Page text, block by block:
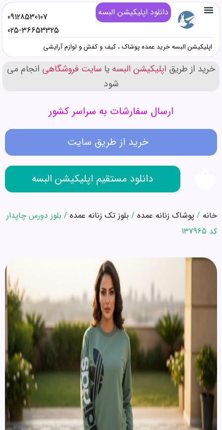
دانلود اپلیکیشن البسه
025-36653325
09128530107
اپلیکیشن البسه خرید عمده پوشاک ، کیف و کفش و لوازم آرایشی
خرید از طریق اپلیکیشن البسه یا سایت فروشگاهی انجام می
شود
ارسال سفارشات به سراسر کشور
خرید از طریق سایت
دانلود مستقیم اپلیکیشن البسه
خانه / پوشاک زنانه عمده / بلوز تک زنانه عمده / بلوز دورس چاپدار
کد 137965